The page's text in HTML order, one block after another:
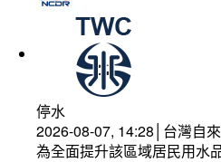
停水
2026-08-07, 14:28│台灣自
為全面提升該區域居民用水